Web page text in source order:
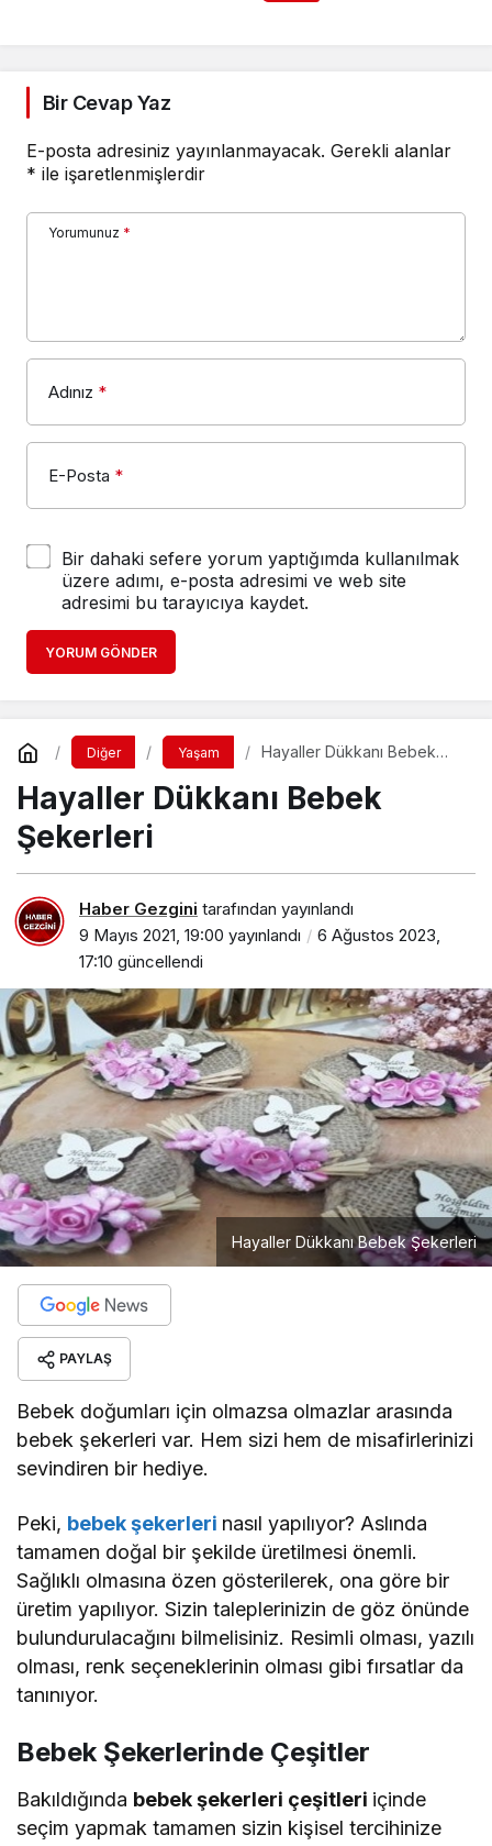
Bir Cevap Yaz
E-posta adresiniz yayınlanmayacak. Gerekli alanlar
* ile işaretlenmişlerdir
Yorumunuz *
Adınız *
E-Posta *
Bir dahaki sefere yorum yaptığımda kullanılmak
üzere adımı, e-posta adresimi ve web site
adresimi bu tarayıcıya kaydet.
YORUM GÖNDER
Diğer Yaşam
Hayaller Dükkanı Bebek
Hayaller Dükkanı Bebek
Şekerleri
Haber Gezgini tarafından yayınlandı
9 Mayıs 2021, 19:00 yayınlandı
6 Ağustos 2023,
17:10 güncellendi
Hayaller Dükkanı Bebek Şekerleri
PAYLAŞ
Bebek doğumları için olmazsa olmazlar arasında
bebek şekerleri var. Hem sizi hem de misafirlerinizi
sevindiren bir hediye.
Peki, bebek şekerleri nasıl yapılıyor? Aslında
tamamen doğal bir şekilde üretilmesi önemli.
Sağlıklı olmasına özen gösterilerek, ona göre bir
üretim yapılıyor. Sizin taleplerinizin de göz önünde
bulundurulacağını bilmelisiniz. Resimli olması, yazılı
olması, renk seçeneklerinin olması gibi fırsatlar da
tanınıyor.
Bebek Şekerlerinde Çeşitler
Bakıldığında bebek şekerleri çeşitleri içinde
seçim yapmak tamamen sizin kişisel tercihinize